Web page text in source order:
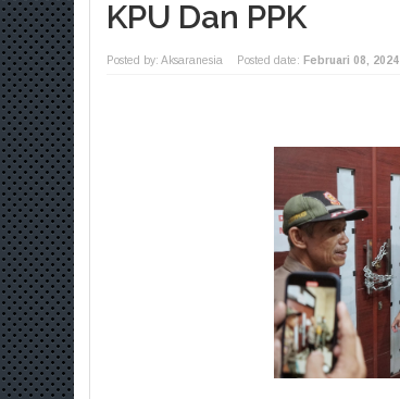
KPU Dan PPK
Posted by: Aksaranesia Posted date: Februari 08, 2024